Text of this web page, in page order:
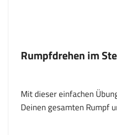
Rumpfdrehen im
Mit dieser einfachen
Deinen gesamten Rumpf